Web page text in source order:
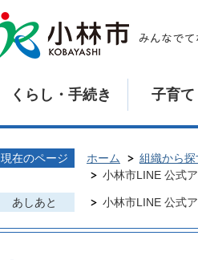
くらし・手続き 子育
現在のページ ホーム 組織から探
小林市LINE 公式
あしあと 小林市LINE 公式